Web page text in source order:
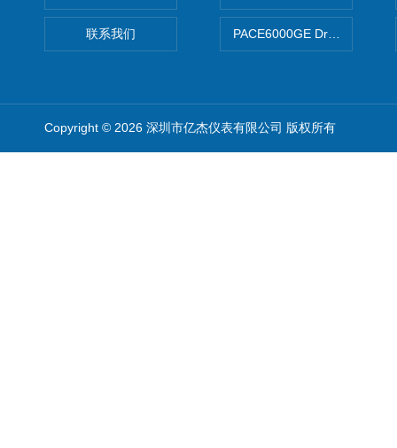
联系我们 PACE6000GE Druck德鲁克
Copyright © 2026 深圳市亿杰仪表有限公司 版权所有